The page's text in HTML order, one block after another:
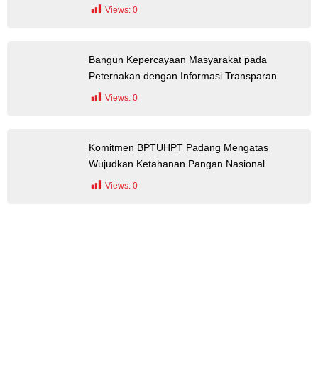
Views: 0
Bangun Kepercayaan Masyarakat pada
Peternakan dengan Informasi Transparan
Views: 0
Komitmen BPTUHPT Padang Mengatas
Wujudkan Ketahanan Pangan Nasional
Views: 0